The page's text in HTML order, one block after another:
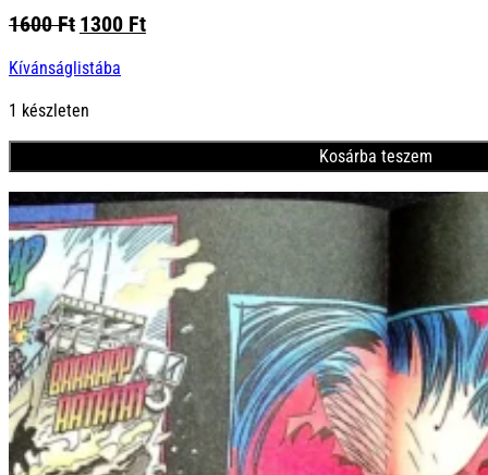
1600Ft Original
was:
1300 FtCurrent
Kívánságlistába
1 készleten
Kosárba teszem